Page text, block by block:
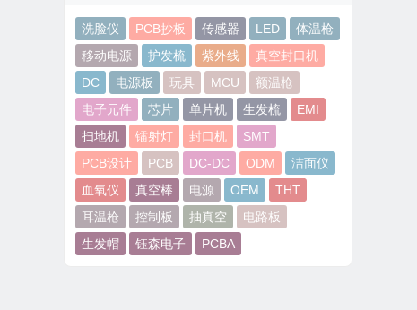
洗脸仪 PCB抄板 传感器 LED
体温枪
移动电源
护发梳 紫外线
真空封口机
DC
电源板 玩具 MCU
额温枪
电子元件
芯片 单片机 生发梳
EMI
扫地机
镭射灯 封口机
SMT
PCB设计
PCB DC-DC ODM
洁面仪
血氧仪
真空棒 电源 OEM
THT
耳温枪
控制板 抽真空
电路板
生发帽
钰森电子 PCBA